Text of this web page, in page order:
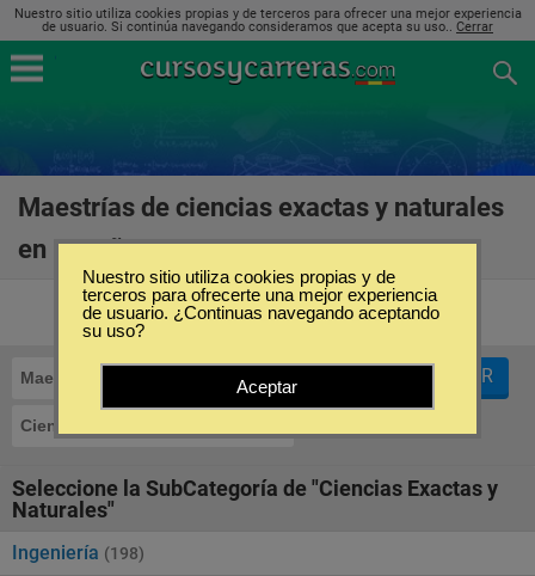
Nuestro sitio utiliza cookies propias y de terceros para ofrecer una mejor experiencia
de usuario. Si continúa navegando consideramos que acepta su uso.. Cerrar
Maestrías de ciencias exactas y naturales
en España
Maestrías
Ciencias Exactas y Naturales
FILTRAR
Seleccione la SubCategoría de "Ciencias Exactas y
Naturales"
Ingeniería (198)
Nuestro sitio utiliza cookies propias y de
terceros para ofrecerte una mejor experiencia
de usuario. ¿Continuas navegando aceptando
su uso?
Aceptar